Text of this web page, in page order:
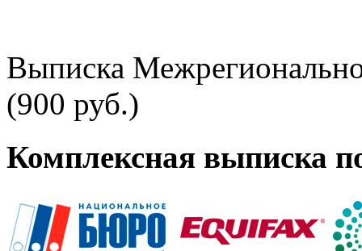
Выписка
(900 руб.)
Комплексная выписка